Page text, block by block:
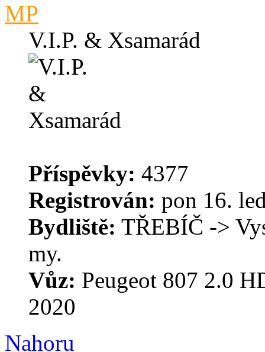
MP
V.I.P. & Xsamarád
Příspěvky: 4377
Registrován: pon 16.
Bydliště: TŘEBÍČ ->
my.
Vůz: Peugeot 807 2.0
2020
Nahoru